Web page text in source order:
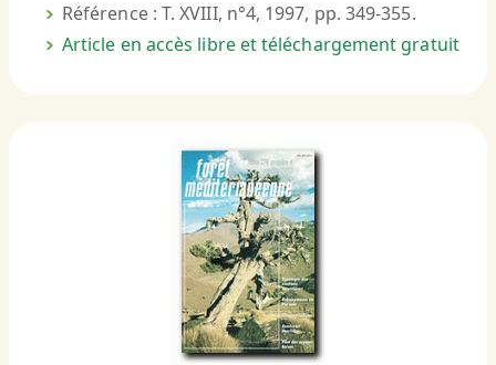
Référence : T. XVIII, n°4, 1997, pp. 349-355.
Article en accès libre et téléchargement gratuit